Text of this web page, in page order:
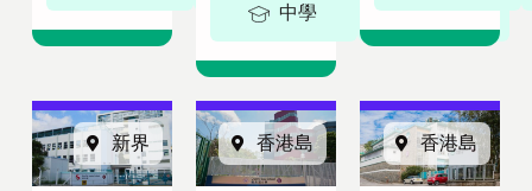
中學 11-18歲
新界 香港島 香港島